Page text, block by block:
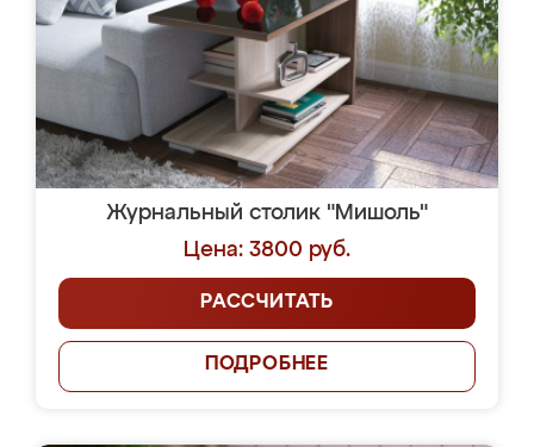
Журнальный столик "Мишоль"
Цена: 3800 руб.
РАССЧИТАТЬ
ПОДРОБНЕЕ